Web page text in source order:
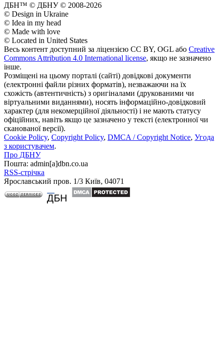
ДБН™ © ДБНУ © 2008-2026
© Design in Ukraine
© Idea in my head
© Made with love
© Located in United States
Весь контент доступний за ліцензією CC BY, OGL або Creative
Commons Attribution 4.0 International license, якщо не зазначено
інше.
Розміщені на цьому порталі (сайті) довідкові документи
(електронні файли різних форматів), незважаючи на їх
схожість (автентичність) з оригіналами (друкованими чи
віртуальними виданнями), носять інформаційно-довідковий
характер (для некомерційної діяльності) і не мають статусу
офіційних, навіть якщо це зазначено у тексті (електронної чи
сканованої версії).
Cookie Policy, Copyright Policy, DMCA / Copyright Notice, Угода
з користувачем.
Про ДБНУ
Пошта: admin[а]dbn.co.ua
RSS-стрічка
Ярославський пров. 1/3 Київ, 04071